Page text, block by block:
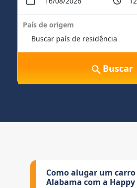
País de origem
Buscar
Como alugar um
Alabama com a Happy